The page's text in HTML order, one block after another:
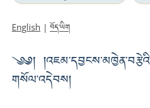
English | བོད་ཡིག
༄༅།
གསོལ་འདེབས།